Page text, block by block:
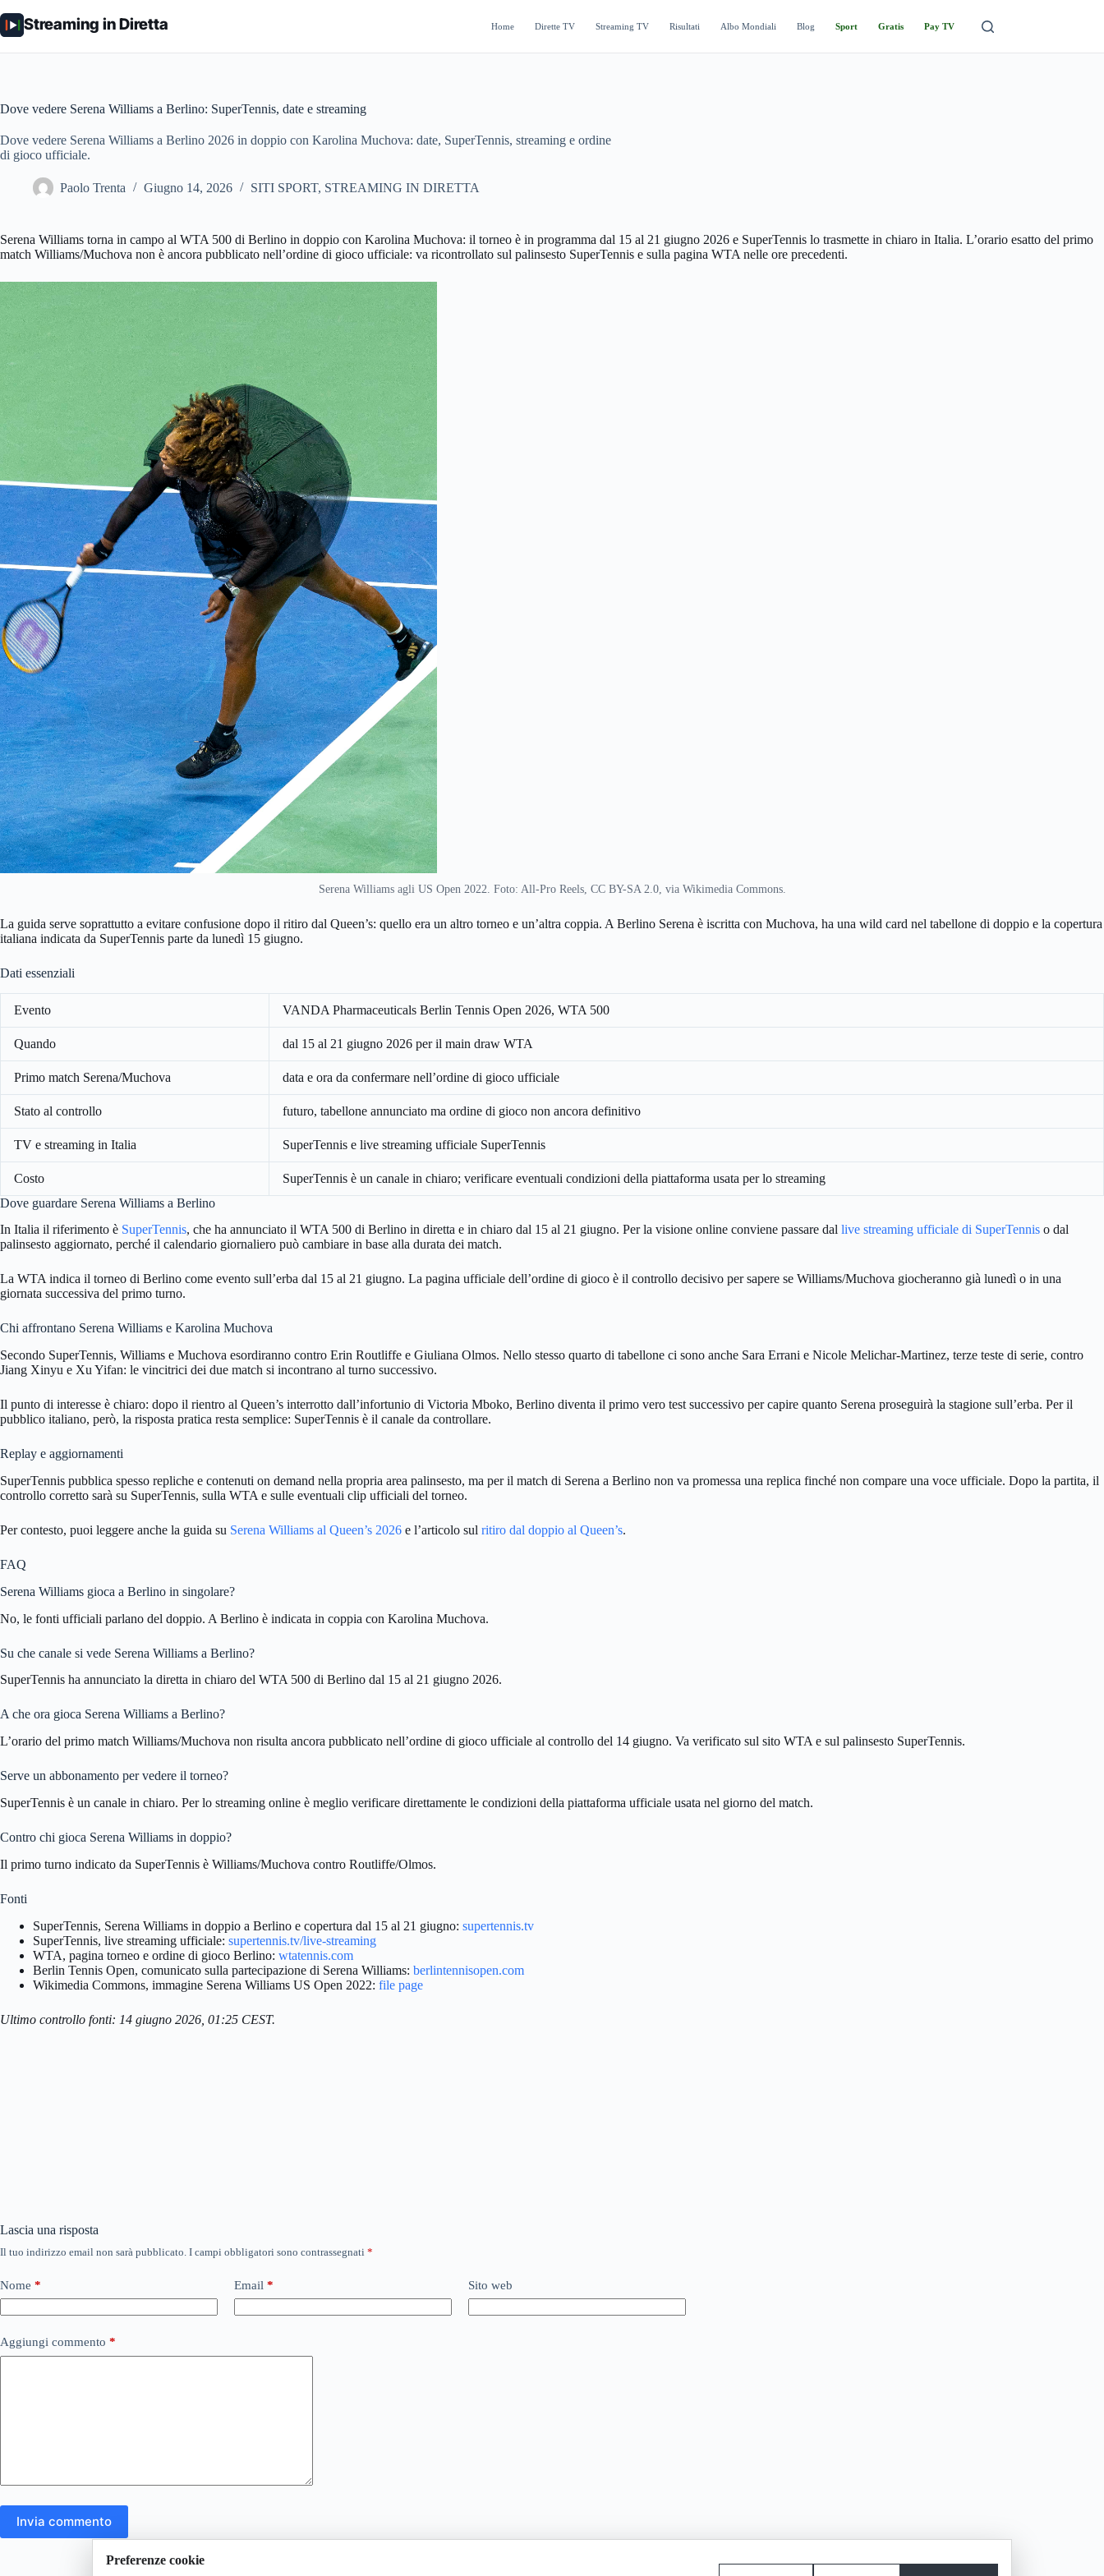
al
contenuto
Streaming in Diretta Home Dirette TV Streaming TV Risultati Albo Mondiali Blog Sport Gratis Pay TV
Dove vedere Serena Williams a Berlino: SuperTennis, date e streaming
Dove vedere Serena Williams a Berlino 2026 in doppio con Karolina Muchova: date, SuperTennis, streaming e ordine
di gioco ufficiale.
Paolo Trenta Giugno 14, 2026 SITI SPORT, STREAMING IN DIRETTA
Serena Williams torna in campo al WTA 500 di Berlino in doppio con Karolina Muchova: il torneo è in programma dal 15 al 21 giugno 2026 e SuperTennis lo trasmette in chiaro in Italia. L’orario esatto del primo
match Williams/Muchova non è ancora pubblicato nell’ordine di gioco ufficiale: va ricontrollato sul palinsesto SuperTennis e sulla pagina WTA nelle ore precedenti.
Serena Williams agli US Open 2022. Foto: All-Pro Reels, CC BY-SA 2.0, via Wikimedia Commons.
La guida serve soprattutto a evitare confusione dopo il ritiro dal Queen’s: quello era un altro torneo e un’altra coppia. A Berlino Serena è iscritta con Muchova, ha una wild card nel tabellone di doppio e la copertura
italiana indicata da SuperTennis parte da lunedì 15 giugno.
Dati essenziali
Evento VANDA Pharmaceuticals Berlin Tennis Open 2026, WTA 500
Quando dal 15 al 21 giugno 2026 per il main draw WTA
Primo match Serena/Muchova data e ora da confermare nell’ordine di gioco ufficiale
Stato al controllo futuro, tabellone annunciato ma ordine di gioco non ancora definitivo
TV e streaming in Italia SuperTennis e live streaming ufficiale SuperTennis
Costo
SuperTennis è un canale in chiaro; verificare eventuali condizioni della piattaforma usata per lo streaming
Dove guardare Serena Williams a Berlino
In Italia il riferimento è SuperTennis, che ha annunciato il WTA 500 di Berlino in diretta e in chiaro dal 15 al 21 giugno. Per la visione online conviene passare dal live streaming ufficiale di SuperTennis o dal
palinsesto aggiornato, perché il calendario giornaliero può cambiare in base alla durata dei match.
La WTA indica il torneo di Berlino come evento sull’erba dal 15 al 21 giugno. La pagina ufficiale dell’ordine di gioco è il controllo decisivo per sapere se Williams/Muchova giocheranno già lunedì o in una
giornata successiva del primo turno.
Chi affrontano Serena Williams e Karolina Muchova
Secondo SuperTennis, Williams e Muchova esordiranno contro Erin Routliffe e Giuliana Olmos. Nello stesso quarto di tabellone ci sono anche Sara Errani e Nicole Melichar-Martinez, terze teste di serie, contro
Jiang Xinyu e Xu Yifan: le vincitrici dei due match si incontrano al turno successivo.
Il punto di interesse è chiaro: dopo il rientro al Queen’s interrotto dall’infortunio di Victoria Mboko, Berlino diventa il primo vero test successivo per capire quanto Serena proseguirà la stagione sull’erba. Per il
pubblico italiano, però, la risposta pratica resta semplice: SuperTennis è il canale da controllare.
Replay e aggiornamenti
SuperTennis pubblica spesso repliche e contenuti on demand nella propria area palinsesto, ma per il match di Serena a Berlino non va promessa una replica finché non compare una voce ufficiale. Dopo la partita, il
controllo corretto sarà su SuperTennis, sulla WTA e sulle eventuali clip ufficiali del torneo.
Per contesto, puoi leggere anche la guida su Serena Williams al Queen’s 2026 e l’articolo sul ritiro dal doppio al Queen’s.
FAQ
Serena Williams gioca a Berlino in singolare?
No, le fonti ufficiali parlano del doppio. A Berlino è indicata in coppia con Karolina Muchova.
Su che canale si vede Serena Williams a Berlino?
SuperTennis ha annunciato la diretta in chiaro del WTA 500 di Berlino dal 15 al 21 giugno 2026.
A che ora gioca Serena Williams a Berlino?
L’orario del primo match Williams/Muchova non risulta ancora pubblicato nell’ordine di gioco ufficiale al controllo del 14 giugno. Va verificato sul sito WTA e sul palinsesto SuperTennis.
Serve un abbonamento per vedere il torneo?
SuperTennis è un canale in chiaro. Per lo streaming online è meglio verificare direttamente le condizioni della piattaforma ufficiale usata nel giorno del match.
Contro chi gioca Serena Williams in doppio?
Il primo turno indicato da SuperTennis è Williams/Muchova contro Routliffe/Olmos.
Fonti
SuperTennis, Serena Williams in doppio a Berlino e copertura dal 15 al 21 giugno: supertennis.tv
SuperTennis, live streaming ufficiale: supertennis.tv/live-streaming
WTA, pagina torneo e ordine di gioco Berlino: wtatennis.com
Berlin Tennis Open, comunicato sulla partecipazione di Serena Williams: berlintennisopen.com
Wikimedia Commons, immagine Serena Williams US Open 2022: file page
Ultimo controllo fonti: 14 giugno 2026, 01:25 CEST.
Lascia una risposta
Il tuo indirizzo email non sarà pubblicato. I campi obbligatori sono contrassegnati *
Nome * Email * Sito web
Aggiungi commento *
Invia commento
Preferenze cookie